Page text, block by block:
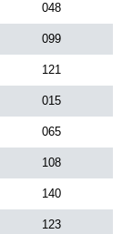
048
099
121
015
065
108
140
123